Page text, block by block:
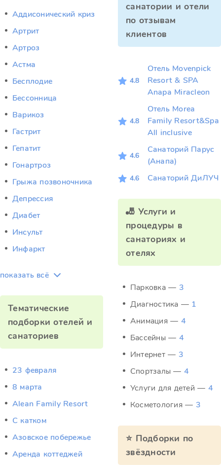
Аддисонический криз
Артрит
Артроз
Астма
Бесплодие
Бессонница
Варикоз
Гастрит
Гепатит
Гонартроз
Грыжа позвоночника
Депрессия
Диабет
Инсульт
Инфаркт
показать всё
Тематические
подборки отелей и
санаториев
23 февраля
8 марта
Alean Family Resort
C катком
Азовское побережье
Аренда коттеджей
санатории и отели
по отзывам
клиентов
4.8
Отель Movenpick
Resort & SPA
Anapa Miracleon
4.8
Отель Morea
Family Resort&Spa
All inclusive
4.6
Санаторий Парус
(Анапа)
4.6 Санаторий ДиЛУЧ
🎳 Услуги и
процедуры в
санаториях и
отелях
Парковка — 3
Диагностика — 1
Анимация — 4
Бассейны — 4
Интернет — 3
Спортзалы — 4
Услуги для детей — 4
Косметология — 3
⭐ Подборки по
звёздности